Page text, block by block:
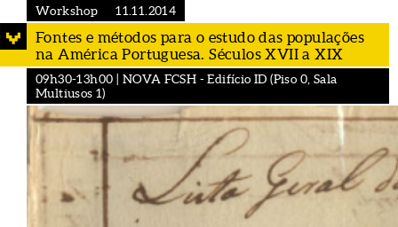
Workshop 11.11.2014
Fontes e métodos para o estudo das populações
na América Portuguesa. Séculos XVII a XIX
09h30-13h00 | NOVA FCSH - Edifício ID (Piso 0, Sala
Multiusos 1)